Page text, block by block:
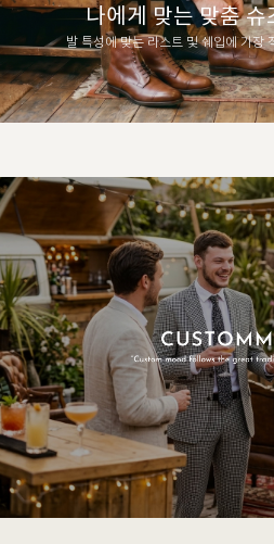
나에게 맞는 맞춤 슈
발 특성에 맞는 라스트 및 쉐입에 가장